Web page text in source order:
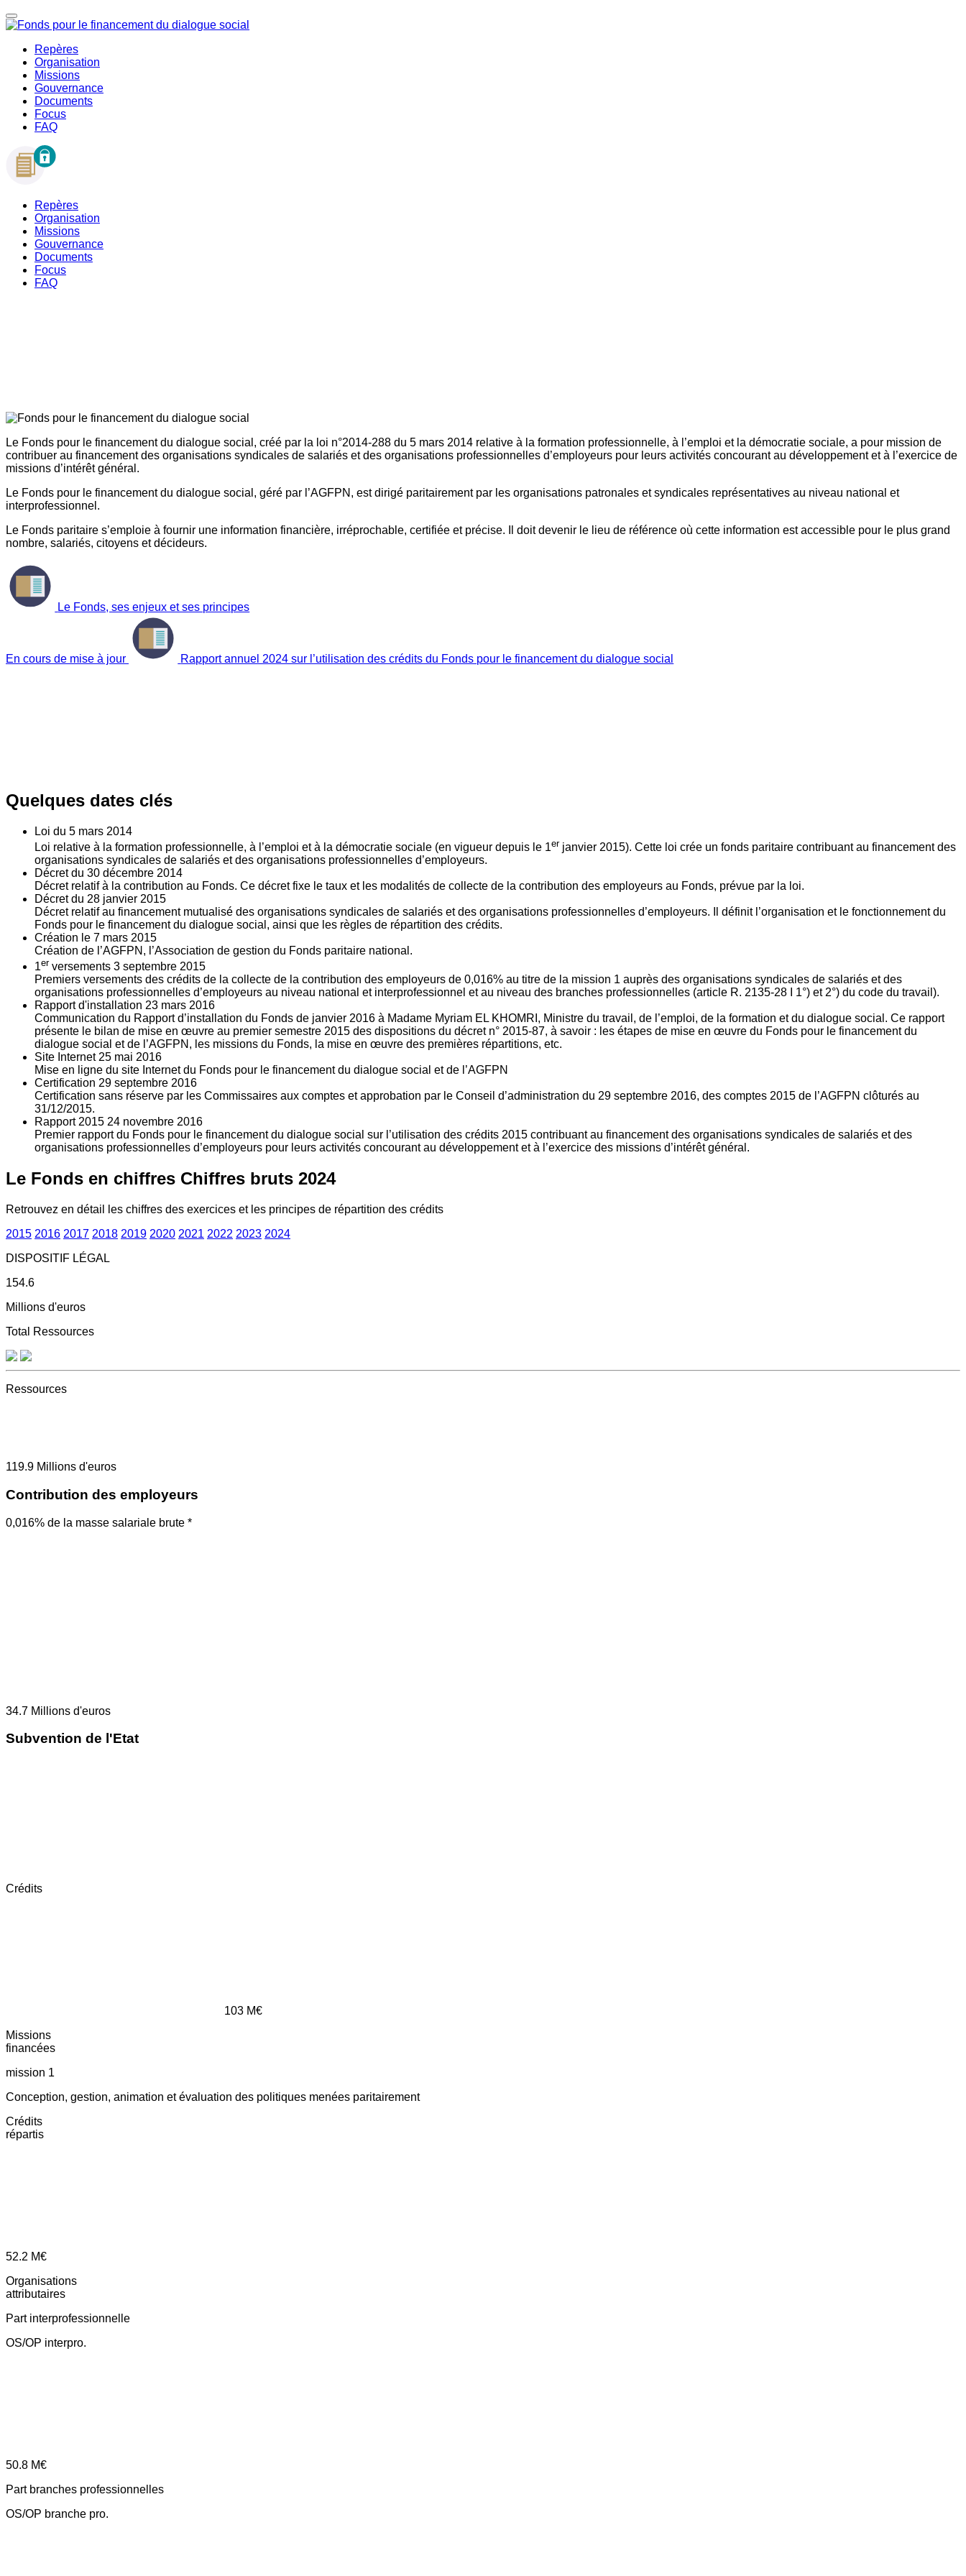
Repères
Organisation
Missions
Gouvernance
Documents
Focus
FAQ
Repères
Organisation
Missions
Gouvernance
Documents
Focus
FAQ
Le Fonds pour le financement du dialogue social, créé par la loi n°2014-288 du 5 mars 2014 relative à la formation professionnelle, à l’emploi et la démocratie sociale, a pour mission de
contribuer au financement des organisations syndicales de salariés et des organisations professionnelles d’employeurs pour leurs activités concourant au développement et à l’exercice de
missions d’intérêt général.
Le Fonds pour le financement du dialogue social, géré par l’AGFPN, est dirigé paritairement par les organisations patronales et syndicales représentatives au niveau national et
interprofessionnel.
Le Fonds paritaire s’emploie à fournir une information financière, irréprochable, certifiée et précise. Il doit devenir le lieu de référence où cette information est accessible pour le plus grand
nombre, salariés, citoyens et décideurs.
Le Fonds, ses enjeux et ses principes
En cours de mise à jour Rapport annuel 2024 sur l’utilisation des crédits du Fonds pour le financement du dialogue social
Quelques dates clés
Loi du 5 mars 2014
Loi relative à la formation professionnelle, à l’emploi et à la démocratie sociale (en vigueur depuis le 1er janvier 2015). Cette loi crée un fonds paritaire contribuant au financement des
organisations syndicales de salariés et des organisations professionnelles d’employeurs.
Décret du 30 décembre 2014
Décret relatif à la contribution au Fonds. Ce décret fixe le taux et les modalités de collecte de la contribution des employeurs au Fonds, prévue par la loi.
Décret du 28 janvier 2015
Décret relatif au financement mutualisé des organisations syndicales de salariés et des organisations professionnelles d’employeurs. Il définit l’organisation et le fonctionnement du
Fonds pour le financement du dialogue social, ainsi que les règles de répartition des crédits.
Création le 7 mars 2015
Création de l’AGFPN, l’Association de gestion du Fonds paritaire national.
1er versements 3 septembre 2015
Premiers versements des crédits de la collecte de la contribution des employeurs de 0,016% au titre de la mission 1 auprès des organisations syndicales de salariés et des
organisations professionnelles d’employeurs au niveau national et interprofessionnel et au niveau des branches professionnelles (article R. 2135‐28 I 1°) et 2°) du code du travail).
Rapport d'installation 23 mars 2016
Communication du Rapport d’installation du Fonds de janvier 2016 à Madame Myriam EL KHOMRI, Ministre du travail, de l’emploi, de la formation et du dialogue social. Ce rapport
présente le bilan de mise en œuvre au premier semestre 2015 des dispositions du décret n° 2015-87, à savoir : les étapes de mise en œuvre du Fonds pour le financement du
dialogue social et de l’AGFPN, les missions du Fonds, la mise en œuvre des premières répartitions, etc.
Site Internet 25 mai 2016
Mise en ligne du site Internet du Fonds pour le financement du dialogue social et de l’AGFPN
Certification 29 septembre 2016
Certification sans réserve par les Commissaires aux comptes et approbation par le Conseil d’administration du 29 septembre 2016, des comptes 2015 de l’AGFPN clôturés au
31/12/2015.
Rapport 2015 24 novembre 2016
Premier rapport du Fonds pour le financement du dialogue social sur l’utilisation des crédits 2015 contribuant au financement des organisations syndicales de salariés et des
organisations professionnelles d’employeurs pour leurs activités concourant au développement et à l’exercice des missions d’intérêt général.
Le Fonds en chiffres Chiffres bruts 2024
Retrouvez en détail les chiffres des exercices et les principes de répartition des crédits
2015 2016 2017 2018 2019 2020 2021 2022 2023 2024
DISPOSITIF LÉGAL
154.6
Millions d'euros
Total Ressources
Ressources
119.9 Millions d'euros
Contribution des employeurs
0,016% de la masse salariale brute *
34.7 Millions d'euros
Subvention de l'Etat
Crédits
103 M€
Missions
financées
mission 1
Conception, gestion, animation et évaluation des politiques menées paritairement
Crédits
répartis
52.2 M€
Organisations
attributaires
Part interprofessionnelle
OS/OP interpro.
50.8 M€
Part branches professionnelles
OS/OP branche pro.